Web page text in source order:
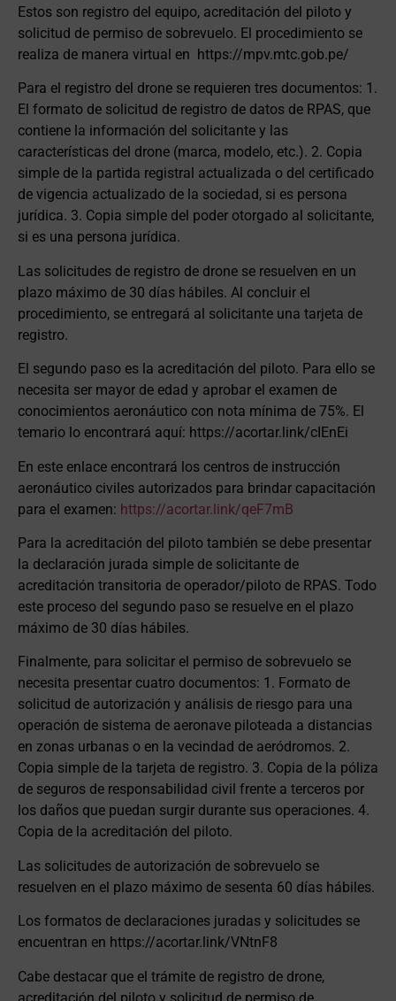
Estos son registro del equipo, acreditación del piloto y
solicitud de permiso de sobrevuelo. El procedimiento se
realiza de manera virtual en https://mpv.mtc.gob.pe/
Para el registro del drone se requieren tres documentos: 1.
El formato de solicitud de registro de datos de RPAS, que
contiene la información del solicitante y las
características del drone (marca, modelo, etc.). 2. Copia
simple de la partida registral actualizada o del certificado
de vigencia actualizado de la sociedad, si es persona
jurídica. 3. Copia simple del poder otorgado al solicitante,
si es una persona jurídica.
Las solicitudes de registro de drone se resuelven en un
plazo máximo de 30 días hábiles. Al concluir el
procedimiento, se entregará al solicitante una tarjeta de
registro.
El segundo paso es la acreditación del piloto. Para ello se
necesita ser mayor de edad y aprobar el examen de
conocimientos aeronáutico con nota mínima de 75%. El
temario lo encontrará aquí: https://acortar.link/cIEnEi
En este enlace encontrará los centros de instrucción
aeronáutico civiles autorizados para brindar capacitación
para el examen: https://acortar.link/qeF7mB
Para la acreditación del piloto también se debe presentar
la declaración jurada simple de solicitante de
acreditación transitoria de operador/piloto de RPAS. Todo
este proceso del segundo paso se resuelve en el plazo
máximo de 30 días hábiles.
Finalmente, para solicitar el permiso de sobrevuelo se
necesita presentar cuatro documentos: 1. Formato de
solicitud de autorización y análisis de riesgo para una
operación de sistema de aeronave piloteada a distancias
en zonas urbanas o en la vecindad de aeródromos. 2.
Copia simple de la tarjeta de registro. 3. Copia de la póliza
de seguros de responsabilidad civil frente a terceros por
los daños que puedan surgir durante sus operaciones. 4.
Copia de la acreditación del piloto.
Las solicitudes de autorización de sobrevuelo se
resuelven en el plazo máximo de sesenta 60 días hábiles.
Los formatos de declaraciones juradas y solicitudes se
encuentran en https://acortar.link/VNtnF8
Cabe destacar que el trámite de registro de drone,
acreditación del piloto y solicitud de permiso de